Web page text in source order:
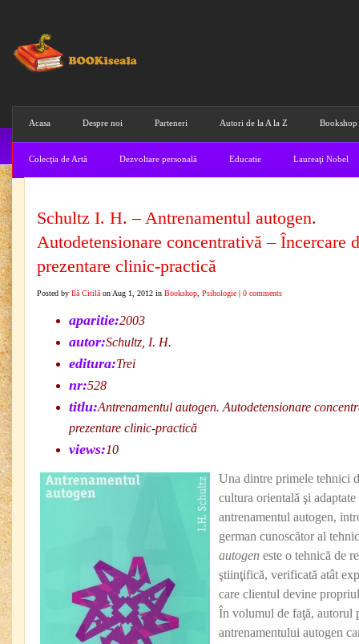
Acasa Despre noi Parteneri Autori de la A la Z Bookshop
Colecţia de Artă Dezvoltare personală Educatie Laureaţi Nobel
Schultz I. H. – Antrenamentul autogen.
Autodetensionare concentrativă – Încercare
prezentare clinic-practică
Posted by Ilă Citilă on Aug 1, 2012 in Bookshop Psihologie | 0 comments
aparitie:2003
autor:Schultz, I. H.
editura:Trei
nr:528
titlu:Antrenamentul autogen. Autodetensionare
prezentare clinic-practică
views:10
Una dintre primele tehnici
cultura orientală şi
antrenamentul autogen,
german cunoscător al
autogen este o tehnică de
ştiinţifică, verificată atât
care clientul devine
În volumul de faţă, autorul
antrenamentului autogen